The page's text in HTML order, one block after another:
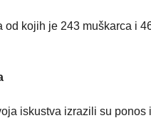
kojih je 243 muškarca i
iskustva izrazili su ponos i